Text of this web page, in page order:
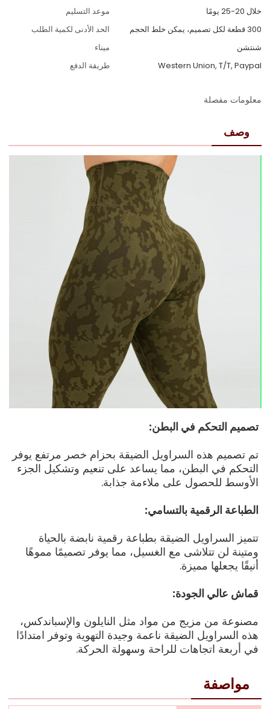
موعد التسليم
خلال 20-25 يومًا
الحد الأدنى لكمية الطلب
300 قطعة لكل تصميم، يمكن خلط الحجم
ميناء
شنتشن
طريقة الدفع
Western Union, T/T, Paypal
معلومات مفصلة
وصف
تصميم التحكم في البطن:
تم تصميم هذه السراويل الضيقة بحزام خصر مرتفع يوفر
التحكم في البطن، مما يساعد على تنعيم وتشكيل الجزء
الأوسط للحصول على ملاءمة جذابة.
الطباعة الرقمية بالتسامي:
تتميز السراويل الضيقة بطباعة رقمية نابضة بالحياة
ومتينة لن تتلاشى مع الغسيل، مما يوفر تصميمًا مموهًا
أنيقًا يجعلها مميزة.
قماش عالي الجودة:
مصنوعة من مزيج من مواد مثل النايلون والإسباندكس،
هذه السراويل الضيقة ناعمة وجيدة التهوية وتوفر امتدادًا
في أربعة اتجاهات للراحة وسهولة الحركة.
مواصفة